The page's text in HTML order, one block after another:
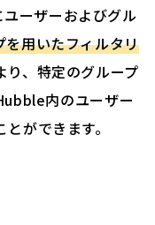
ーザーおよびグル
を用いたフィルタリ
り、特定のグループ
内のユーザー
ができます。